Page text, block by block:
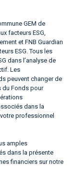
GEM de
facteurs ESG,
et FNB Guardian
ESG. Tous les
dans l’analyse de
Les
peuvent changer de
du Fonds pour
dans la
professionnel
amples
dans la présente
financiers sur notre